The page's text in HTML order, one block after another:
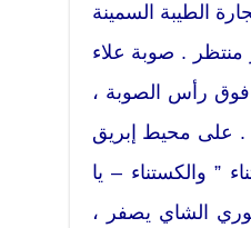
الطيبة السمينة
. صوبة علاء
. فوق رأس الصوبة ،
على محيط إبريق
” والكستناء – يا
قوري الشاي يصفر ،